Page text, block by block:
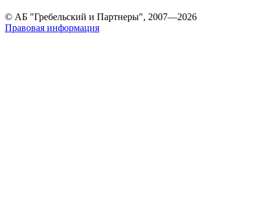
© АБ "Гребельский и Партнеры", 2007—2026
Правовая информация